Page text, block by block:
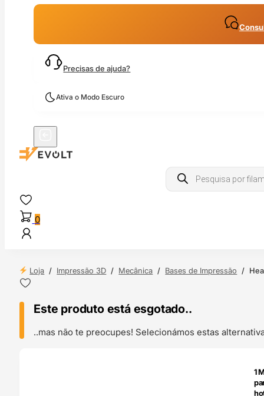
Precisas de ajuda?
Ativa o Modo Escuro
Products
search
0
Loja / Impressão 3D / Mecânica / Bases de Impressão /
Este produto está esgotado..
..mas não te preocupes! Selecionámos estas
1